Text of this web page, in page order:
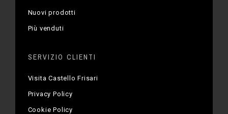
Nuovi prodotti
Più venduti
SERVIZIO CLIENTI
Visita Castello Frisari
Privacy Policy
Cookie Policy